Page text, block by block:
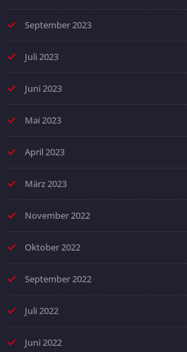
September 2023
Juli 2023
Juni 2023
Mai 2023
April 2023
März 2023
November 2022
Oktober 2022
September 2022
Juli 2022
Juni 2022